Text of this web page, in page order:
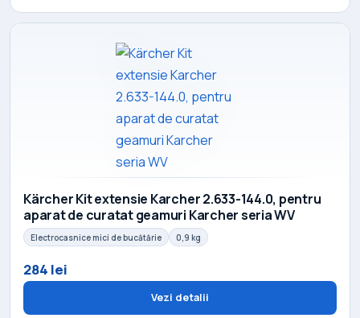
Kärcher Kit extensie Karcher 2.633-144.0, pentru
aparat de curatat geamuri Karcher seria WV
Electrocasnice mici de bucătărie 0,9 kg
284 lei
Vezi detalii